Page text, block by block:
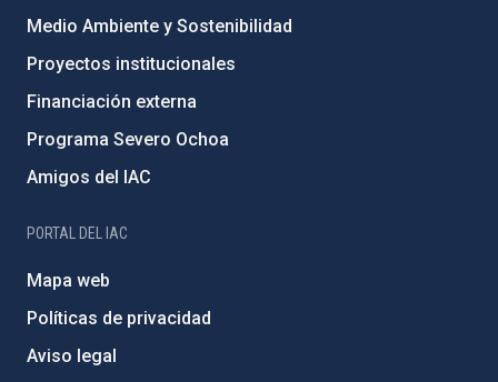
Medio Ambiente y Sostenibilidad
Proyectos institucionales
Financiación externa
Programa Severo Ochoa
Amigos del IAC
PORTAL DEL IAC
Mapa web
Políticas de privacidad
Aviso legal